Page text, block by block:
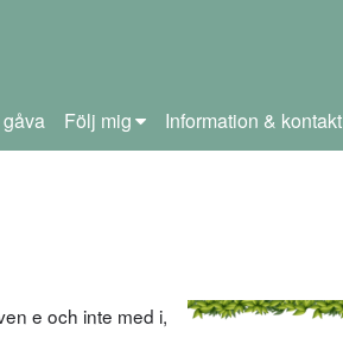
Följ mig Information & kontakt
e och inte med i,